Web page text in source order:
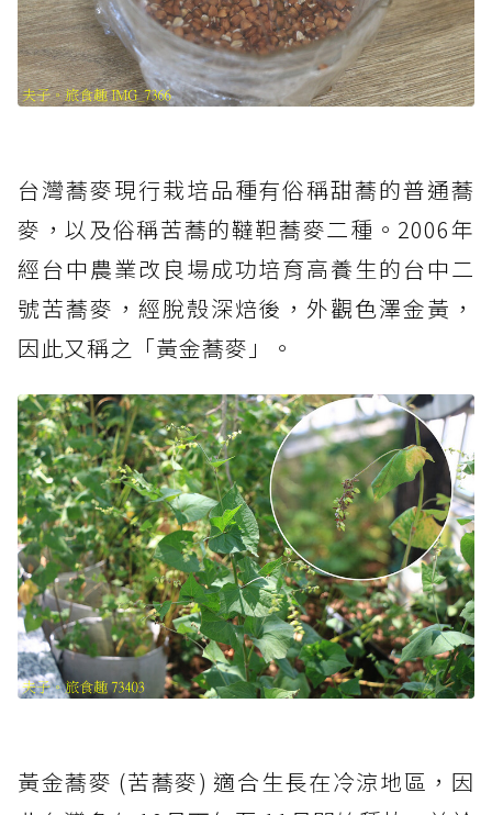
台灣蕎麥現行栽培品種有俗稱甜蕎的普通蕎
麥，以及俗稱苦蕎的韃靼蕎麥二種。2006年
經台中農業改良場成功培育高養生的台中二
號苦蕎麥，經脫殼深焙後，外觀色澤金黃，
因此又稱之「黃金蕎麥」。
黃金蕎麥 (苦蕎麥) 適合生長在冷涼地區，因